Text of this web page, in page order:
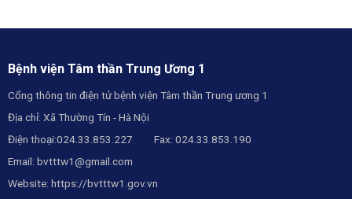
Bệnh viện Tâm thần Trung Ương 1
Cổng thông tin điện tử bệnh viện Tâm thần Trung ương 1
Địa chỉ: Xã Thường Tín - Hà Nội
Điện thoại:024.33.853.227 Fax: 024.33.853.190
Email: bvtttw1@gmail.com
Website: https://bvtttw1.gov.vn